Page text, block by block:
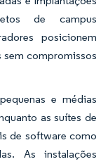
de campus
posicionem
sem compromissos
e médias
as suítes de
de software como
As instalações